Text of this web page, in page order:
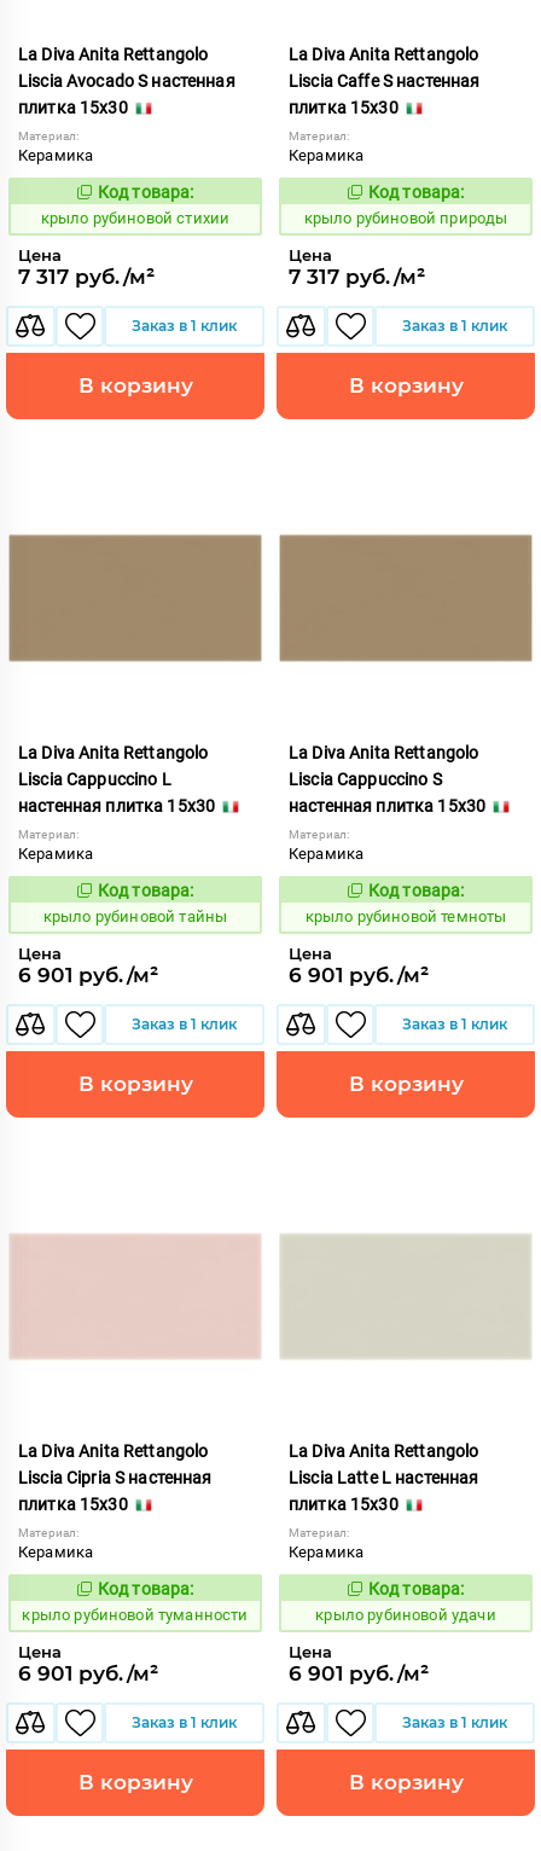
La Diva Anita Rettangolo
Liscia Avocado S настенная
плитка 15x30
Материал:
Керамика
838098
Код товара:
крыло рубиновой стихии
Цена
7 317 руб./м²
Заказ в 1 клик
В корзину
La Diva Anita Rettangolo
Liscia Caffe S настенная
плитка 15x30
Материал:
Керамика
838100
Код товара:
крыло рубиновой природы
Цена
7 317 руб./м²
Заказ в 1 клик
В корзину
La Diva Anita Rettangolo
Liscia Cappuccino L
настенная плитка 15x30
Материал:
Керамика
838101
Код товара:
крыло рубиновой тайны
Цена
6 901 руб./м²
Заказ в 1 клик
В корзину
La Diva Anita Rettangolo
Liscia Cappuccino S
настенная плитка 15x30
Материал:
Керамика
838102
Код товара:
крыло рубиновой темноты
Цена
6 901 руб./м²
Заказ в 1 клик
В корзину
La Diva Anita Rettangolo
Liscia Cipria S настенная
плитка 15x30
Материал:
Керамика
838109
Код товара:
крыло рубиновой туманности
Цена
6 901 руб./м²
Заказ в 1 клик
В корзину
La Diva Anita Rettangolo
Liscia Latte L настенная
плитка 15x30
Материал:
Керамика
838110
Код товара:
крыло рубиновой удачи
Цена
6 901 руб./м²
Заказ в 1 клик
В корзину